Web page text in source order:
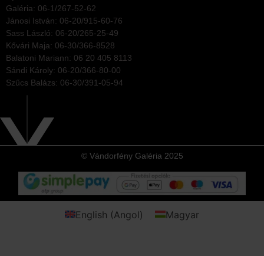
Galéria: 06-1/267-52-62
Jánosi István: 06-20/915-60-76
Sass László: 06-20/265-25-49
Kővári Maja: 06-30/366-8528
Balatoni Mariann: 06 20 405 8113
Sándi Károly: 06-20/366-80-00
Szűcs Balázs: 06-30/391-05-94
© Vándorfény Galéria 2025
English (Angol) Magyar